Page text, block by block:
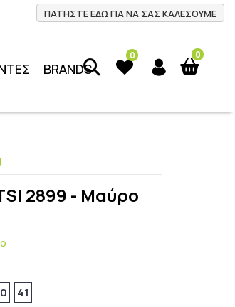
ΠΑΤΗΣΤΕ ΕΔΩ ΓΙΑ ΝΑ ΣΑΣ ΚΑΛΕΣΟΥΜΕ
0
0
BRANDS
2899 - Μαύρο
41